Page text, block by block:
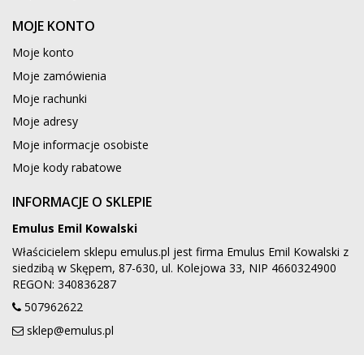
MOJE KONTO
Moje konto
Moje zamówienia
Moje rachunki
Moje adresy
Moje informacje osobiste
Moje kody rabatowe
INFORMACJE O SKLEPIE
Emulus Emil Kowalski
Właścicielem sklepu emulus.pl jest firma Emulus Emil Kowalski z
siedzibą w Skępem, 87-630, ul. Kolejowa 33, NIP 4660324900
REGON: 340836287
507962622
sklep@emulus.pl